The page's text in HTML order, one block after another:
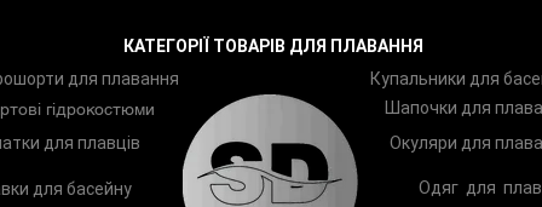
КАТЕГОРІЇ ТОВАРІВ ДЛЯ ПЛАВАННЯ
для плавання
гідрокостюми
для плавців
Купальники для
Шапочки для
Окуляри для
для басейну
Одяг для